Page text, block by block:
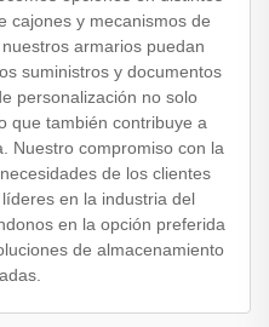
cajones y mecanismos de
armarios puedan
suministros y documentos
personalización no solo
que también contribuye a
Nuestro compromiso con la
de los clientes
en la industria del
en la opción preferida
de almacenamiento